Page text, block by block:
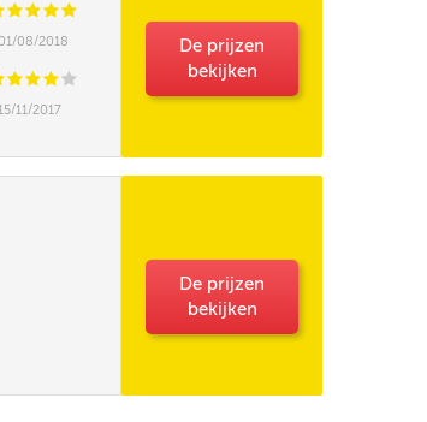
CCCC
01/08/2018
CCC C
11/2017
De prijzen
bekijken
De prijzen
bekijken